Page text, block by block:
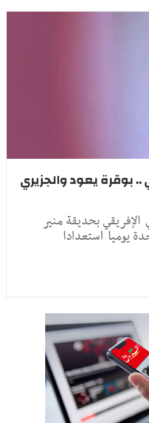
.. بوقرة يعود والجزيري
بحديقة منير
يوميا استعدادا